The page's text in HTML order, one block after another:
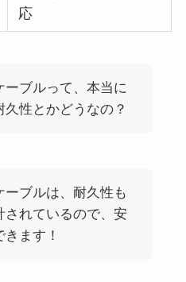
応
ーブルって、本当に
久性とかどうなの？
ーブルは、耐久性も
されているので、安
ます！